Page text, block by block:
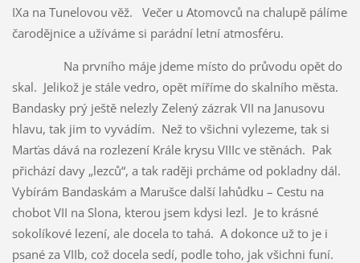
IXa na Tunelovou věž. Večer u Atomovců na chalupě pálíme
čarodějnice a užíváme si parádní letní atmosféru.
Na prvního máje jdeme místo do průvodu opět do
skal. Jelikož je stále vedro, opět míříme do skalního města.
Bandasky prý ještě nelezly Zelený zázrak VII na Janusovu
hlavu, tak jim to vyvádím. Než to všichni vylezeme, tak si
Marťas dává na rozlezení Krále krysu VIIIc ve stěnách. Pak
přichází davy „lezců“, a tak raději prcháme od pokladny dál.
Vybírám Bandaskám a Marušce další lahůdku – Cestu na
chobot VII na Slona, kterou jsem kdysi lezl. Je to krásné
sokolíkové lezení, ale docela to tahá. A dokonce už to je i
psané za VIIb, což docela sedí, podle toho, jak všichni funí.